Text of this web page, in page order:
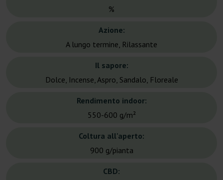
%
Azione:
A lungo termine, Rilassante
Il sapore:
Dolce, Incense, Aspro, Sandalo, Floreale
Rendimento indoor:
550-600 g/m²
Coltura all'aperto:
900 g/pianta
CBD: